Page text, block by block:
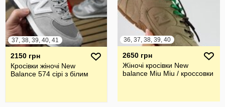
37, 38, 39, 40, 41
2150 грн
Кросівки жіночі New
Balance 574 сірі з білим
36, 37, 38, 39, 40
2650 грн
Жіночі кросівки New
balance Miu Miu / кроссовки